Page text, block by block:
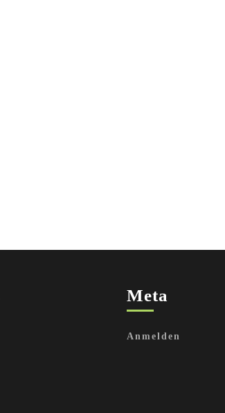
Meta
Anmelden